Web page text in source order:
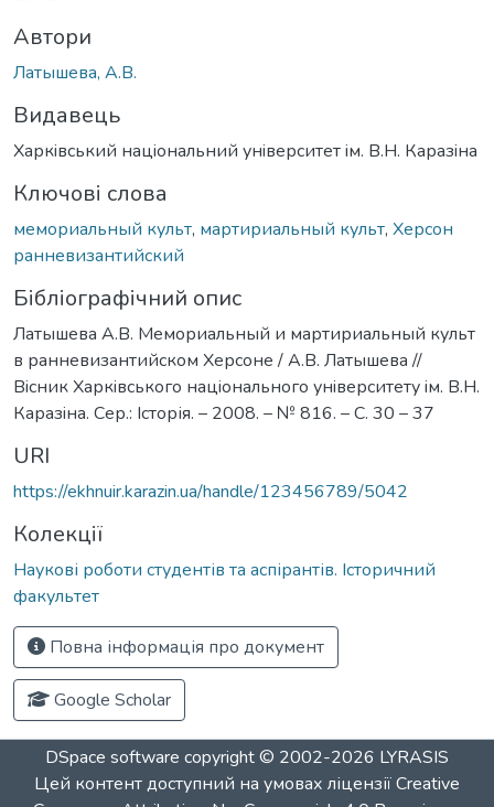
Автори
Латышева, А.В.
Видавець
Харкiвський нацiональний унiверситет iм. В.Н. Каразiна
Ключові слова
мемориальный культ, мартириальный культ, Херсон
ранневизантийский
Бібліографічний опис
Латышева А.В. Мемориальный и мартириальный культ
в ранневизантийском Херсоне / А.В. Латышева //
Вiсник Харкiвського нацiонального унiверситету iм. В.Н.
Каразiна. Сер.: Історія. – 2008. – № 816. – С. 30 – 37
URI
https://ekhnuir.karazin.ua/handle/123456789/5042
Колекції
Наукові роботи студентів та аспірантів. Історичний
факультет
Повна інформація про документ
Google Scholar
DSpace software copyright © 2002-2026 LYRASIS
Цей контент доступний на умовах ліцензіїCreative